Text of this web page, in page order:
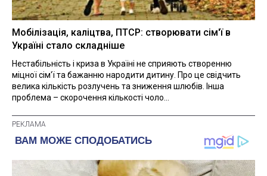
Мобілізація, каліцтва, ПТСР: створювати сім'ї в
Україні стало складніше
Нестабільність і криза в Україні не сприяють створенню
міцної сім'ї та бажанню народити дитину. Про це свідчить
велика кількість розлучень та зниження шлюбів. Інша
проблема – скорочення кількості чоло...